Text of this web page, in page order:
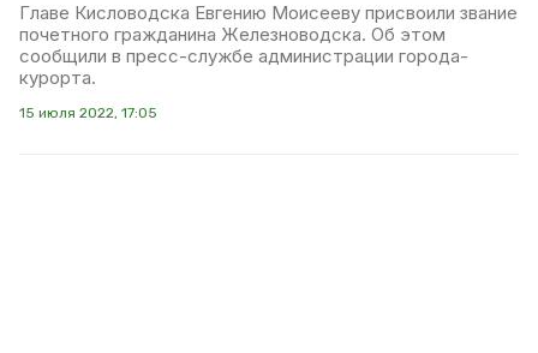
Главе Кисловодска Евгению Моисееву присвоили звание
почетного гражданина Железноводска. Об этом
сообщили в пресс-службе администрации города-
курорта.
15 июля 2022, 17:05